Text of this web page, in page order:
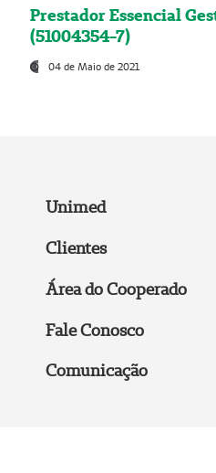
Prestador Essencial
(51004354-7)
04 de Maio de 2021
Unimed
Clientes
Área do Cooperado
Fale Conosco
Comunicação